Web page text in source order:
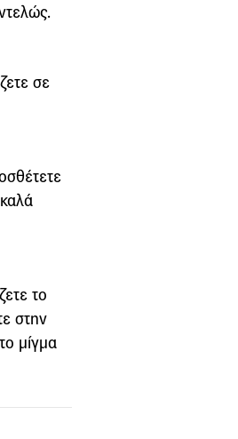
σε
το
στην
μίγμα